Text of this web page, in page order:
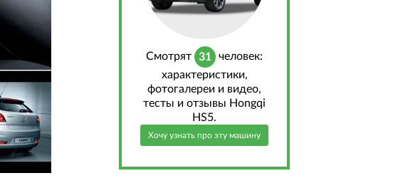
Cмотрят 31
человек:
характеристики,
фотогалереи и видео,
тесты и отзывы Hongqi
HS5.
Хочу узнать про эту машину